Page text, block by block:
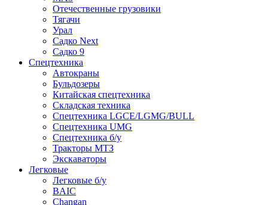
Отечественные грузовики
Тягачи
Урал
Садко Next
Садко 9
Спецтехника
Автокраны
Бульдозеры
Китайская спецтехника
Складская техника
Спецтехника LGCE/LGMG/BULL
Спецтехника UMG
Спецтехника б/у
Тракторы МТЗ
Экскаваторы
Легковые
Легковые б/у
BAIC
Changan